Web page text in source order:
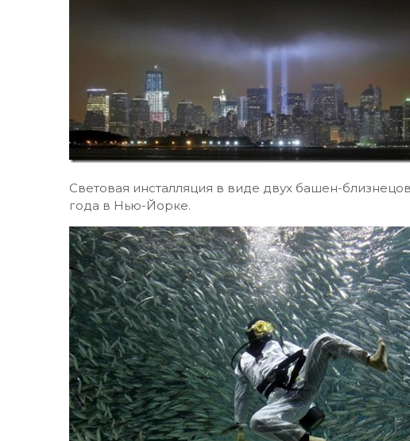
Световая инсталляция в виде двух башен-
года в Нью-Йорке.